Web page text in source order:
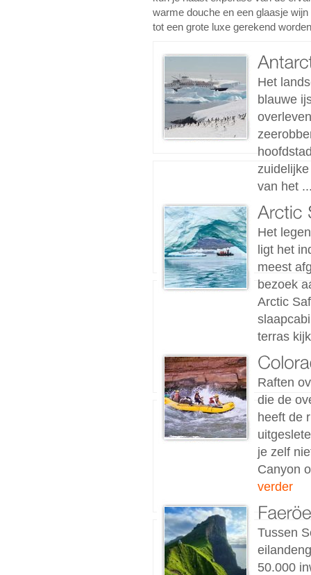
warme douche en een glaasje
tot een grote luxe gerekend
Het
blauwe
van het
Het
ligt het
meest
bezoek
Arctic
terras
Raften
die de
heeft de
je zelf
Canyon
verder
Tussen
50.000